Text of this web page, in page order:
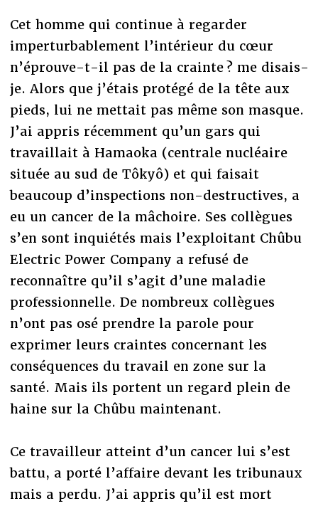
Cet homme qui continue à regarder
imperturbablement l’intérieur du cœur
n’éprouve-t-il pas de la crainte ? me disais-
je. Alors que j’étais protégé de la tête aux
pieds, lui ne mettait pas même son masque.
J’ai appris récemment qu’un gars qui
travaillait à Hamaoka (centrale nucléaire
située au sud de Tôkyô) et qui faisait
beaucoup d’inspections non-destructives, a
eu un cancer de la mâchoire. Ses collègues
s’en sont inquiétés mais l’exploitant Chûbu
Electric Power Company a refusé de
reconnaître qu’il s’agit d’une maladie
professionnelle. De nombreux collègues
n’ont pas osé prendre la parole pour
exprimer leurs craintes concernant les
conséquences du travail en zone sur la
santé. Mais ils portent un regard plein de
haine sur la Chûbu maintenant.
Ce travailleur atteint d’un cancer lui s’est
battu, a porté l’affaire devant les tribunaux
mais a perdu. J’ai appris qu’il est mort